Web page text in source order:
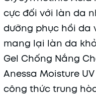
cực đối với làn da
dưỡng phục hồi da
mang lại làn da
Gel Chống Nắng
Anessa Moisture
công thức trung